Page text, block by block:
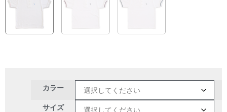
カラー
サイズ